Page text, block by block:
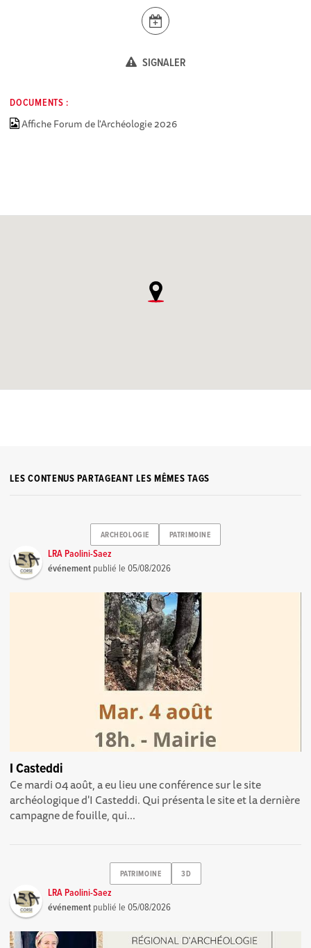
SIGNALER
DOCUMENTS :
Affiche Forum de l'Archéologie 2026
LES CONTENUS PARTAGEANT LES MÊMES TAGS
ARCHEOLOGIE PATRIMOINE
LRA Paolini-Saez
événement publié le05/08/2026
I Casteddi
Ce mardi 04 août, a eu lieu une conférence sur le site
archéologique d'I Casteddi. Qui présenta le site et la dernière
campagne de fouille, qui...
PATRIMOINE 3D
LRA Paolini-Saez
événement publié le05/08/2026